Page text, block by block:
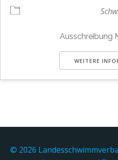
Ausschreibung
WEITERE
© 2026